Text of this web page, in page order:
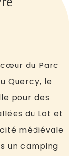
du Parc
Quercy, le
pour des
du Lot et
médiévale
un camping